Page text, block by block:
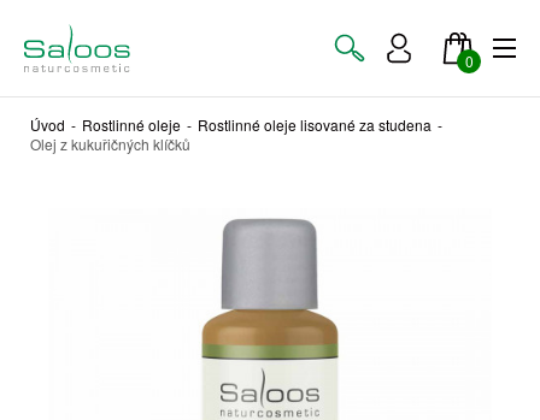
0
Úvod - Rostlinné oleje - Rostlinné oleje lisované za studena -
Olej z kukuřičných klíčků